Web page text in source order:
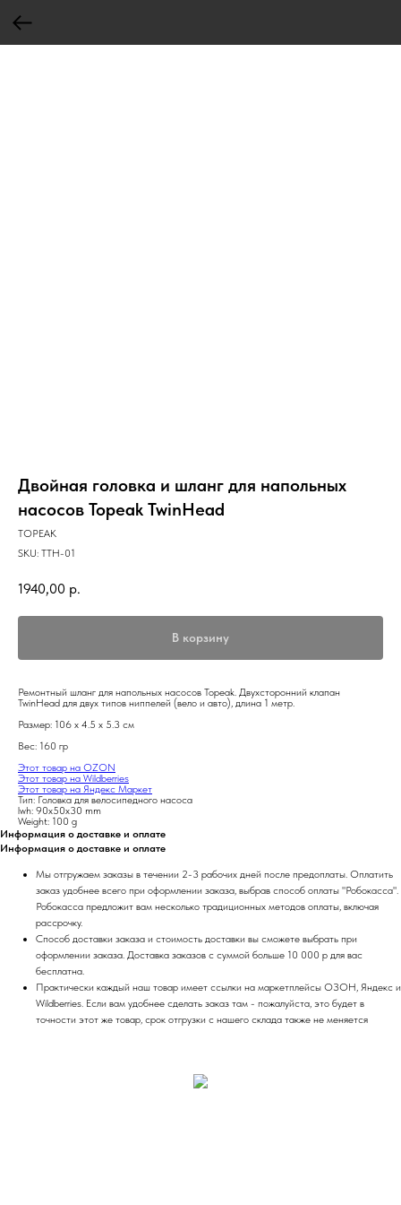
Двойная головка и шланг для напольных
насосов Topeak TwinHead
TOPEAK
SKU: TTH-01
1940,00 р.
В корзину
Ремонтный шланг для напольных насосов Topeak. Двухсторонний клапан
TwinHead для двух типов ниппелей (вело и авто), длина 1 метр.
Размер: 106 x 4.5 x 5.3 см
Вес: 160 гр
Этот товар на OZON
Этот товар на Wildberries
Этот товар на Яндекс Маркет
Тип: Головка для велосипедного насоса
lwh: 90x50x30 mm
Weight: 100 g
Информация о доставке и оплате
Информация о доставке и оплате
Мы отгружаем заказы в течении 2-3 рабочих дней после предоплаты. Оплатить
заказ удобнее всего при оформлении заказа, выбрав способ оплаты "Робокасса".
Робокасса предложит вам несколько традиционных методов оплаты, включая
рассрочку.
Способ доставки заказа и стоимость доставки вы сможете выбрать при
оформлении заказа. Доставка заказов с суммой больше 10 000 р для вас
бесплатна.
Практически каждый наш товар имеет ссылки на маркетплейсы ОЗОН, Яндекс и
Wildberries. Если вам удобнее сделать заказ там - пожалуйста, это будет в
точности этот же товар, срок отгрузки с нашего склада также не меняется